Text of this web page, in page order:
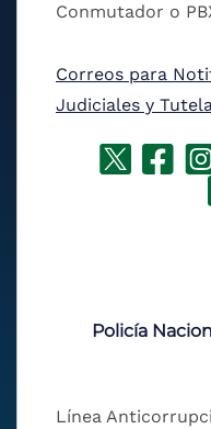
Conmutador o
Correos para
Judiciales y
Policía
Línea